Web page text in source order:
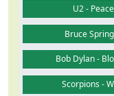
U2 -
Bruce
Bob Dylan -
Scorpions -